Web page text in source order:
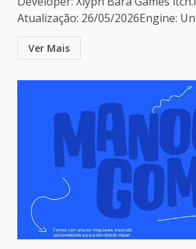
Atualização: 26/05/2026Engine:
Ver Mais